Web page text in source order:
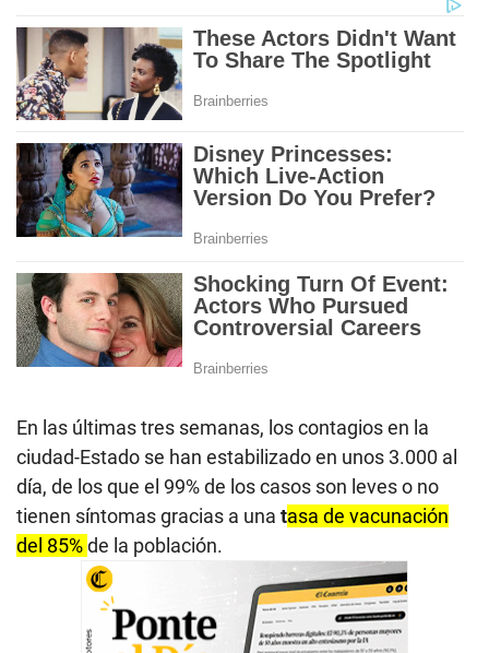
En las últimas tres semanas, los contagios en la
ciudad-Estado se han estabilizado en unos 3.000 al
día, de los que el 99% de los casos son leves o no
tienen síntomas gracias a una tasa de vacunación
del 85%de la población.